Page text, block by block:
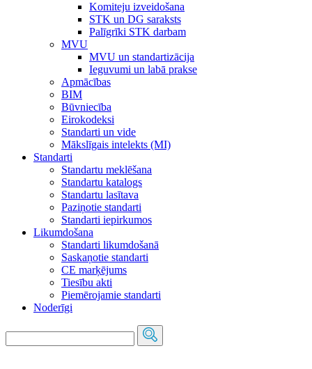
Komiteju izveidošana
STK un DG saraksts
Palīgrīki STK darbam
MVU
MVU un standartizācija
Ieguvumi un labā prakse
Apmācības
BIM
Būvniecība
Eirokodeksi
Standarti un vide
Mākslīgais intelekts (MI)
Standarti
Standartu meklēšana
Standartu katalogs
Standartu lasītava
Paziņotie standarti
Standarti iepirkumos
Likumdošana
Standarti likumdošanā
Saskaņotie standarti
CE marķējums
Tiesību akti
Piemērojamie standarti
Noderīgi